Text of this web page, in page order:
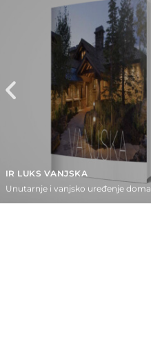
IR LUKS VANJSKA
Unutarnje i vanjsko uređenje doma